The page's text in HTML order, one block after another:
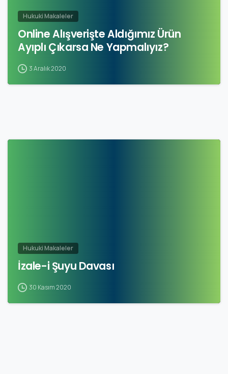
Hukuki Makaleler
Online Alışverişte Aldığımız Ürün
Ayıplı Çıkarsa Ne Yapmalıyız?
3 Aralık 2020
Hukuki Makaleler
İzale-i Şuyu Davası
30 Kasım 2020